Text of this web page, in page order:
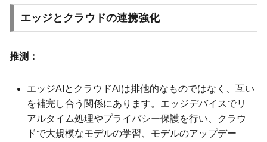
エッジとクラウドの連携強化
推測：
エッジAIとクラウドAIは排他的なものではなく、互い
を補完し合う関係にあります。エッジデバイスでリ
アルタイム処理やプライバシー保護を行い、クラウ
ドで大規模なモデルの学習、モデルのアップデー